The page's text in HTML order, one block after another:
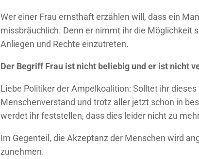
Wer einer Frau ernsthaft erzählen will, dass ein
missbräuchlich. Denn er nimmt ihr die Möglichkeit
Anliegen und Rechte einzutreten.
Der Begriff Frau ist nicht beliebig und er ist nicht
Liebe Politiker der Ampelkoalition: Solltet ihr
Menschenverstand und trotz aller jetzt schon in
werdet ihr feststellen, dass dies leider nicht zu
Im Gegenteil, die Akzeptanz der Menschen wird
zunehmen.